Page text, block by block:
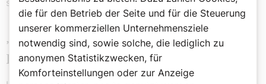
schließlich eine Gebühr.
„Wenn fasten, dann fasten, wenn
Rebhuhn, dann Rebhuhn“
die für den Betrieb der Seite und für die Steuerung
unserer kommerziellen Unternehmensziele
notwendig sind, sowie solche, die lediglich zu
anonymen Statistikzwecken, für
Komforteinstellungen oder zur Anzeige